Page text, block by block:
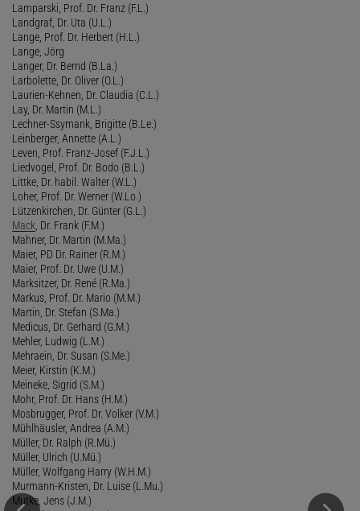
Lamparski, Prof. Dr. Franz (F.L.)
Landgraf, Dr. Uta (U.L.)
Lange, Prof. Dr. Herbert (H.L.)
Lange, Jörg
Langer, Dr. Bernd (B.La.)
Larbolette, Dr. Oliver (O.L.)
Laurien-Kehnen, Dr. Claudia (C.L.)
Lay, Dr. Martin (M.L.)
Lechner-Ssymank, Brigitte (B.Le.)
Leinberger, Annette (A.L.)
Leven, Prof. Franz-Josef (F.J.L.)
Liedvogel, Prof. Dr. Bodo (B.L.)
Littke, Dr. habil. Walter (W.L.)
Loher, Prof. Dr. Werner (W.Lo.)
Lützenkirchen, Dr. Günter (G.L.)
Mack , Dr. Frank (F.M.)
Mahner, Dr. Martin (M.Ma.)
Maier, PD Dr. Rainer (R.M.)
Maier, Prof. Dr. Uwe (U.M.)
Marksitzer, Dr. René (R.Ma.)
Markus, Prof. Dr. Mario (M.M.)
Martin, Dr. Stefan (S.Ma.)
Medicus, Dr. Gerhard (G.M.)
Mehler, Ludwig (L.M.)
Mehraein, Dr. Susan (S.Me.)
Meier, Kirstin (K.M.)
Meineke, Sigrid (S.M.)
Mohr, Prof. Dr. Hans (H.M.)
Mosbrugger, Prof. Dr. Volker (V.M.)
Mühlhäusler, Andrea (A.M.)
Müller, Dr. Ralph (R.Mü.)
Müller, Ulrich (U.Mü.)
Müller, Wolfgang Harry (W.H.M.)
Murmann-Kristen, Dr. Luise (L.Mu.)
Mutke, Jens (J.M.)